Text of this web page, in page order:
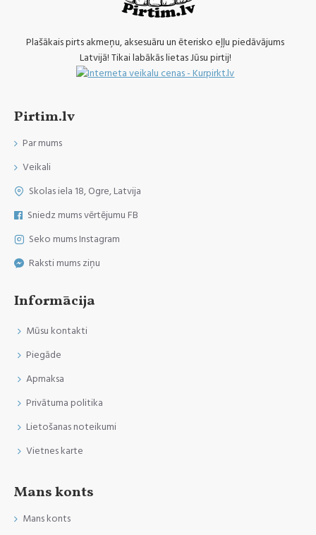
Plašākais pirts akmeņu, aksesuāru un ēterisko eļļu piedāvājums
Latvijā! Tikai labākās lietas Jūsu pirtij!
Pirtim.lv
Par mums
Veikali
Skolas iela 18, Ogre, Latvija
Sniedz mums vērtējumu FB
Seko mums Instagram
Raksti mums ziņu
Informācija
Mūsu kontakti
Piegāde
Apmaksa
Privātuma politika
Lietošanas noteikumi
Vietnes karte
Mans konts
Mans konts